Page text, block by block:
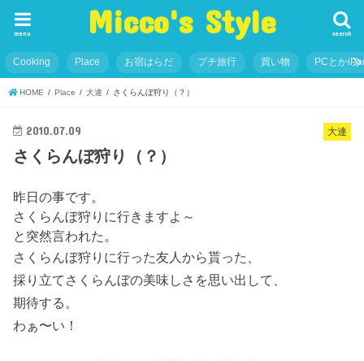
Micco's Style search
menu
Cooking Place お宿はらだ プチ旅行 買い物 PCとか
HOME Place 大連 さくらんぼ狩り（？）
大連
2010.07.09
さくらんぼ狩り（？）
昨日の事です。
さくらんぼ狩りに行きますよ～
と突然言われた。
さくらんぼ狩りに行った友人から貰った、
採り立てさくらんぼの美味しさを思い出して、
期待する。
わぁ〜い！